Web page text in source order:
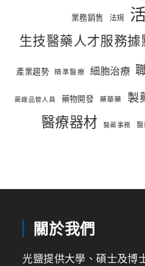
業務銷售 法規
生技醫藥人才服務據
產業趨勢 精準醫療 細胞治療
藥廠品管人員 藥物開發 藥華藥 製
醫療器材 醫藥事務
關於我們
光鹽提供大學、碩士及博